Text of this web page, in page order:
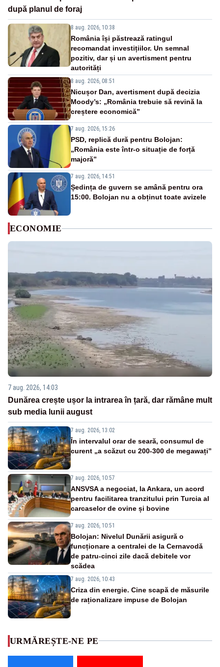
după planul de foraj
8 aug. 2026, 10:38
România își păstrează ratingul
recomandat investițiilor. Un semnal
pozitiv, dar și un avertisment pentru
autorități
8 aug. 2026, 08:51
Nicușor Dan, avertisment după decizia
Moody’s: „România trebuie să revină la
creștere economică”
7 aug. 2026, 15:26
PSD, replică dură pentru Bolojan:
„România este într-o situație de forță
majoră”
7 aug. 2026, 14:51
Ședința de guvern se amână pentru ora
15:00. Bolojan nu a obținut toate avizele
ECONOMIE
7 aug. 2026, 14:03
Dunărea crește ușor la intrarea în țară, dar rămâne mult
sub media lunii august
7 aug. 2026, 13:02
În intervalul orar de seară, consumul de
curent „a scăzut cu 200-300 de megawați”
7 aug. 2026, 10:57
ANSVSA a negociat, la Ankara, un acord
pentru facilitarea tranzitului prin Turcia al
carcaselor de ovine și bovine
7 aug. 2026, 10:51
Bolojan: Nivelul Dunării asigură o
funcționare a centralei de la Cernavodă
de patru-cinci zile dacă debitele vor
scădea
7 aug. 2026, 10:43
Criza din energie. Cine scapă de măsurile
de raționalizare impuse de Bolojan
URMĂREȘTE-NE PE